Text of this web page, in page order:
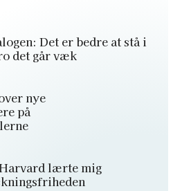
Det er bedre at stå i
det går væk
nye
på
lærte mig